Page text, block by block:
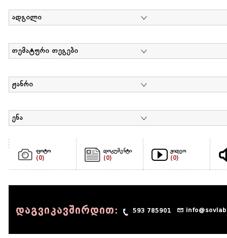
ადგილი
თემატური თეგები
ჟანრი
ენა
ფოტო
(0)
დოკუმენტი
(0)
ვიდეო
(0)
დაგვიკავშირდით: 593 785901